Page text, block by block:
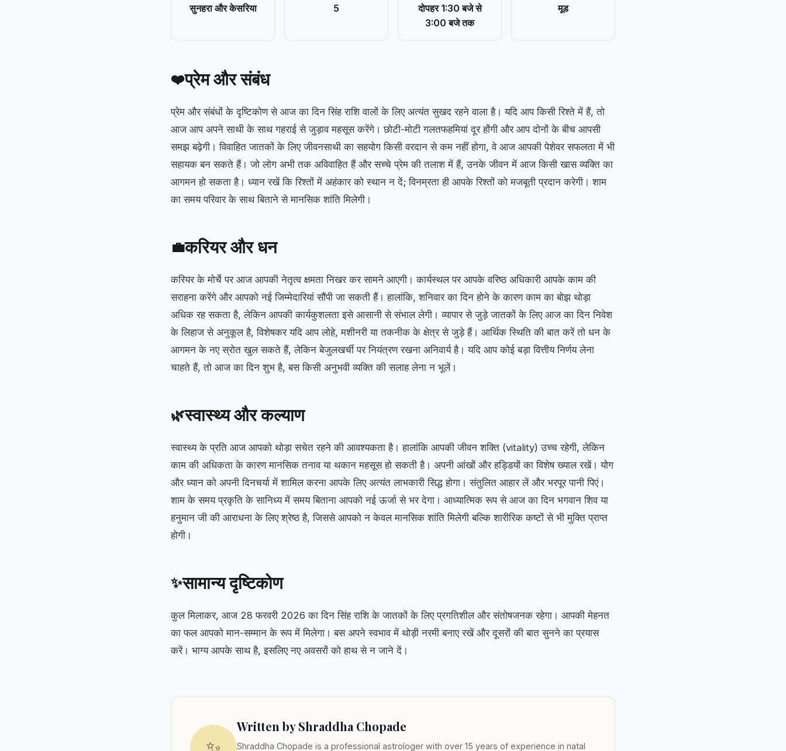
सुनहरा और केसरिया 5
दोपहर 1:30 बजे से
3:00 बजे तक
मूड
❤️प्रेम और संबंध
प्रेम और संबंधों के दृष्टिकोण से आज का दिन सिंह राशि वालों के लिए अत्यंत सुखद रहने वाला है। यदि आप किसी रिश्ते में हैं, तो
आज आप अपने साथी के साथ गहराई से जुड़ाव महसूस करेंगे। छोटी-मोटी गलतफहमियां दूर होंगी और आप दोनों के बीच आपसी
समझ बढ़ेगी। विवाहित जातकों के लिए जीवनसाथी का सहयोग किसी वरदान से कम नहीं होगा, वे आज आपकी पेशेवर सफलता में भी
सहायक बन सकते हैं। जो लोग अभी तक अविवाहित हैं और सच्चे प्रेम की तलाश में हैं, उनके जीवन में आज किसी खास व्यक्ति का
आगमन हो सकता है। ध्यान रखें कि रिश्तों में अहंकार को स्थान न दें; विनम्रता ही आपके रिश्तों को मजबूती प्रदान करेगी। शाम
का समय परिवार के साथ बिताने से मानसिक शांति मिलेगी।
💼करियर और धन
करियर के मोर्चे पर आज आपकी नेतृत्व क्षमता निखर कर सामने आएगी। कार्यस्थल पर आपके वरिष्ठ अधिकारी आपके काम की
सराहना करेंगे और आपको नई जिम्मेदारियां सौंपी जा सकती हैं। हालांकि, शनिवार का दिन होने के कारण काम का बोझ थोड़ा
अधिक रह सकता है, लेकिन आपकी कार्यकुशलता इसे आसानी से संभाल लेगी। व्यापार से जुड़े जातकों के लिए आज का दिन निवेश
के लिहाज से अनुकूल है, विशेषकर यदि आप लोहे, मशीनरी या तकनीक के क्षेत्र से जुड़े हैं। आर्थिक स्थिति की बात करें तो धन के
आगमन के नए स्रोत खुल सकते हैं, लेकिन बेजुलखर्ची पर नियंत्रण रखना अनिवार्य है। यदि आप कोई बड़ा वित्तीय निर्णय लेना
चाहते हैं, तो आज का दिन शुभ है, बस किसी अनुभवी व्यक्ति की सलाह लेना न भूलें।
🌿स्वास्थ्य और कल्याण
स्वास्थ्य के प्रति आज आपको थोड़ा सचेत रहने की आवश्यकता है। हालांकि आपकी जीवन शक्ति (vitality) उच्च रहेगी, लेकिन
काम की अधिकता के कारण मानसिक तनाव या थकान महसूस हो सकती है। अपनी आंखों और हड्डियों का विशेष ख्याल रखें। योग
और ध्यान को अपनी दिनचर्या में शामिल करना आपके लिए अत्यंत लाभकारी सिद्ध होगा। संतुलित आहार लें और भरपूर पानी पिएं।
शाम के समय प्रकृति के सानिध्य में समय बिताना आपको नई ऊर्जा से भर देगा। आध्यात्मिक रूप से आज का दिन भगवान शिव या
हनुमान जी की आराधना के लिए श्रेष्ठ है, जिससे आपको न केवल मानसिक शांति मिलेगी बल्कि शारीरिक कष्टों से भी मुक्ति प्राप्त
होगी।
✨सामान्य दृष्टिकोण
कुल मिलाकर, आज 28 फरवरी 2026 का दिन सिंह राशि के जातकों के लिए प्रगतिशील और संतोषजनक रहेगा। आपकी मेहनत
का फल आपको मान-सम्मान के रूप में मिलेगा। बस अपने स्वभाव में थोड़ी नरमी बनाए रखें और दूसरों की बात सुनने का प्रयास
करें। भाग्य आपके साथ है, इसलिए नए अवसरों को हाथ से न जाने दें।
Written by Shraddha Chopade
Shraddha Chopade is a professional astrologer with over 15 years of experience in natal